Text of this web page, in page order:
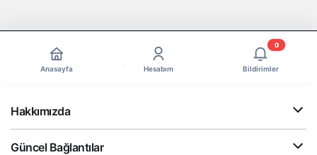
Anasayfa Hesabım Bildirimler
0
Hakkımızda
Güncel Bağlantılar